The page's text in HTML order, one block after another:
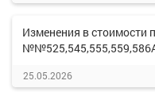
Изменения в стоимости
25.05.2026